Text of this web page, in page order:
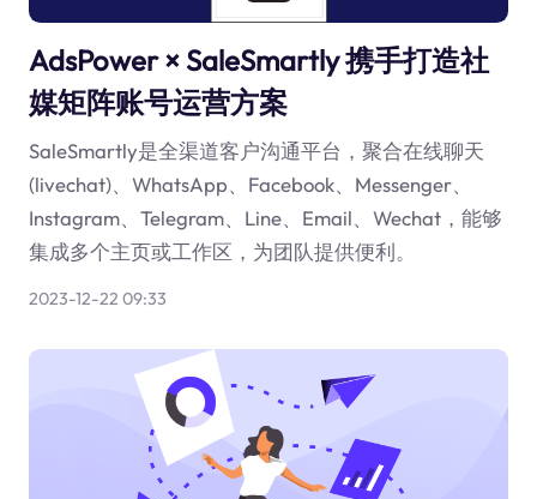
AdsPower × SaleSmartly 携手打造社
媒矩阵账号运营方案
SaleSmartly是全渠道客户沟通平台，聚合在线聊天
(livechat)、WhatsApp、Facebook、Messenger、
Instagram、Telegram、Line、Email、Wechat，能够
集成多个主页或工作区，为团队提供便利。
2023-12-22 09:33